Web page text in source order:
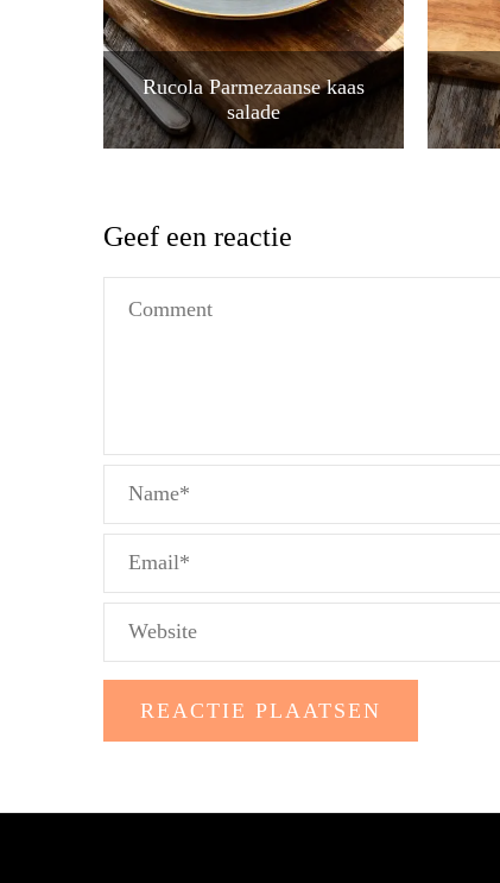
Rucola Parmezaanse kaas
salade
Geef een reactie